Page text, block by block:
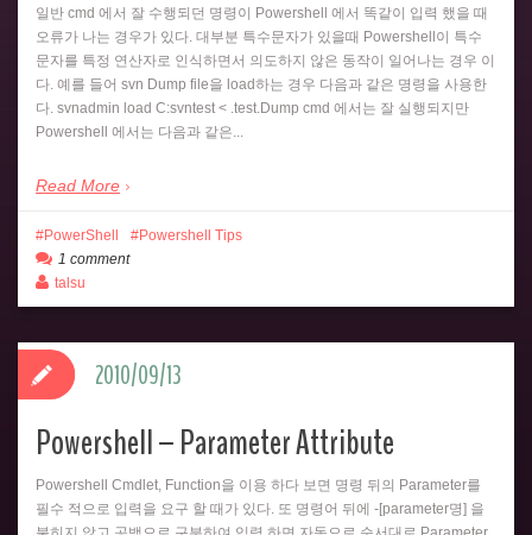
일반 cmd 에서 잘 수행되던 명령이 Powershell 에서 똑같이 입력 했을 때
오류가 나는 경우가 있다. 대부분 특수문자가 있을때 Powershell이 특수
문자를 특정 연산자로 인식하면서 의도하지 않은 동작이 일어나는 경우 이
다. 예를 들어 svn Dump file을 load하는 경우 다음과 같은 명령을 사용한
다. svnadmin load C:svntest < .test.Dump cmd 에서는 잘 실행되지만
Powershell 에서는 다음과 같은...
Read More
PowerShell
Powershell Tips
1 comment
talsu
Powershell – Parameter Attribute
Powershell Cmdlet, Function을 이용 하다 보면 명령 뒤의 Parameter를
필수 적으로 입력을 요구 할 때가 있다. 또 명령어 뒤에 -[parameter명] 을
2010/09/13